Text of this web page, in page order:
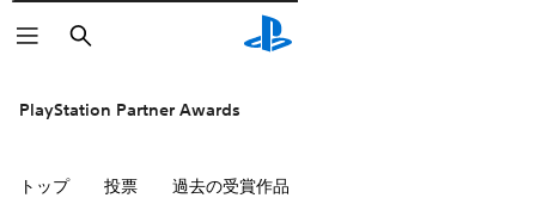
検
索
PlayStation Partner Awards
トップ 投票 過去の受賞作品